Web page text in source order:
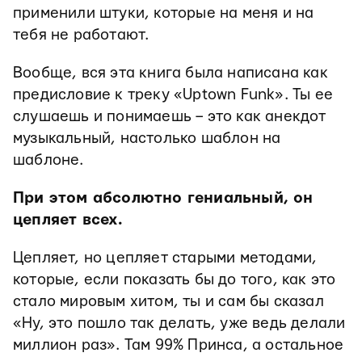
применили штуки, которые на меня и на
тебя не работают.
Вообще, вся эта книга была написана как
предисловие к треку «Uptown Funk». Ты ее
слушаешь и понимаешь – это как анекдот
музыкальный, настолько шаблон на
шаблоне.
При этом абсолютно гениальный, он
цепляет всех.
Цепляет, но цепляет старыми методами,
которые, если показать бы до того, как это
стало мировым хитом, ты и сам бы сказал
«Ну, это пошло так делать, уже ведь делали
миллион раз». Там 99% Принса, а остальное